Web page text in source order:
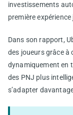
investissements
première
Dans son rapport,
des joueurs grâce à
dynamiquement en
des PNJ plus
s’adapter